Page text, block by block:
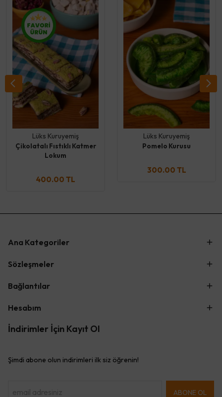
Lüks Kuruyemiş
Çikolatalı Fıstıklı Katmer
Lokum
400.00 TL
Lüks Kuruyemiş
Pomelo Kurusu
300.00 TL
Ana Kategoriler
Sözleşmeler
Bağlantılar
Hesabım
İndirimler İçin Kayıt Ol
Şimdi abone olun indirimleri ilk siz öğrenin!
ABONE OL